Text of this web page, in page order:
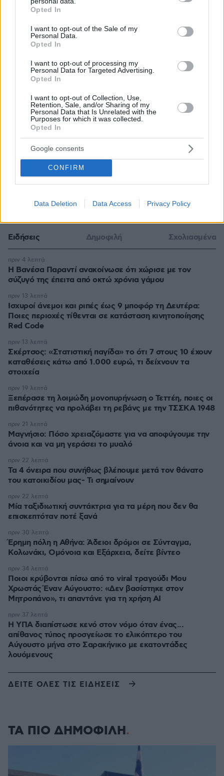
grant or deny consent to Google and its third-party tags to
use your data for below specified purposes in below Google
consent section.
Opted In
I want to opt-out of the Sale of my
Personal Data.
Opted In
I want to opt-out of processing my
Personal Data for Targeted Advertising.
Opted In
I want to opt-out of Collection, Use,
Retention, Sale, and/or Sharing of my
Personal Data that Is Unrelated with the
Purposes for which it was collected.
Opted In
Google consents
CONFIRM
Data Deletion Data Access Privacy Policy
Πώς μια απλή ιδέα εξελίχθηκε σε κορυφαίο θεσμό
ρομποτικής στην Ελλάδα
04.08.2026, 11:20
Από μαθητής, φοιτητής σε άλλη πόλη!
06.08.2026, 10:52
Επαγγελματική Εκπαίδευση & Εξειδίκευση: Το Mοντέλο που
σε Bάζει στην Aγορά Eργασίας
26.07.2026, 09:54
ΡΟΗ ΕΙΔΗΣΕΩΝ
Ειδήσεις Δημοφιλή Σχολιασμένα
Η Βανέσα Παραντί ανακοίνωσε ότι χώρισε με τον
σύζυγό της έπειτα από οκτώ χρόνια γάμου
πριν 4 λεπτά
Ισχυροί άνεμοι και ριπές έως 9 μποφόρ τη Δευτέρα:
Ποιες περιοχές τίθενται σε κατάσταση κινητοποίησης
Red Code
πριν 13 λεπτά
Σκέρτσος: «Στατιστική παγίδα» το ότι 7 στους 10 έχουν
καταθέσεις κάτω από 1.000 ευρώ, τι δείχνουν τα
στοιχεία
πριν 13 λεπτά
Ξεπέρασε τη λοιμώδη μονοπυρήνωση ο Τεττέη, ποιες οι
πιθανότητες να προλάβει τη ρεβάνς με την ΤΣΣΚΑ 1948
πριν 19 λεπτά
Μαγνήσιο: Πόσο χρειαζόμαστε για να αποφύγουμε την
άνοια και να μη γεράσει το μυαλό
πριν 21 λεπτά
Τα 4 όνειρα που συνήθως βλέπουμε μετά τον θάνατο
του κατοικιδίου μας- Τι σημαίνουν
πριν 22 λεπτά
Μία ταξιδιωτική συντάκτρια για τα μέρη που δεν θα
επισκεπτόταν ποτέ ξανά
πριν 22 λεπτά
Έρημη πόλη η Αθήνα: Άδειοι δρόμοι σε Σύνταγμα,
Κολωνάκι, Ομόνοια και Εξάρχεια, δείτε βίντεο
πριν 30 λεπτά
Ποιοι κρύβονται πίσω από το viral τραγούδι Μου
Χρωστάς Έναν Αύγουστο: «Δεν βασίστηκε στον
Μητροπάνο», τι απαντάνε για τη χρήση AI
πριν 34 λεπτά
Η ΥΠΑ διαπίστωσε κενό στον νόμο όταν ένας...
απίθανος τύπος προσγείωσε το ελικόπτερο του
Αύγουστο μήνα στο Σαρακήνικο με εκατοντάδες
λουόμενους
πριν 37 λεπτά
ΔΕΙΤΕ ΟΛΕΣ ΤΙΣ ΕΙΔΗΣΕΙΣ
ΤΑ ΠΙΟ ΔΗΜΟΦΙΛΗ